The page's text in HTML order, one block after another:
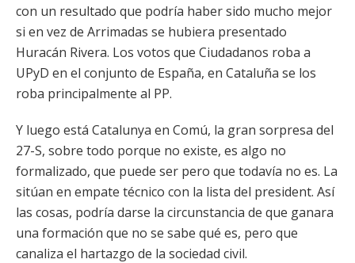
con un resultado que podría haber sido mucho mejor
si en vez de Arrimadas se hubiera presentado
Huracán Rivera. Los votos que Ciudadanos roba a
UPyD en el conjunto de España, en Cataluña se los
roba principalmente al PP.
Y luego está Catalunya en Comú, la gran sorpresa del
27-S, sobre todo porque no existe, es algo no
formalizado, que puede ser pero que todavía no es. La
sitúan en empate técnico con la lista del president. Así
las cosas, podría darse la circunstancia de que ganara
una formación que no se sabe qué es, pero que
canaliza el hartazgo de la sociedad civil.